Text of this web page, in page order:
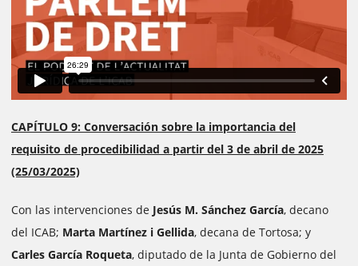
CAPÍTULO 9: Conversación sobre la importancia del
requisito de procedibilidad a partir del 3 de abril de 2025
(25/03/2025)
Con las intervenciones de Jesús M. Sánchez García, decano
del ICAB; Marta Martínez i Gellida, decana de Tortosa; y
Carles García Roqueta, diputado de la Junta de Gobierno del